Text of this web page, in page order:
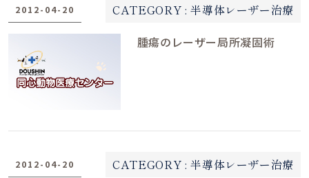
2012-04-20 CATEGORY :半導体レーザー治療
腫瘍のレーザー局所凝固術
2012-04-20 CATEGORY :半導体レーザー治療